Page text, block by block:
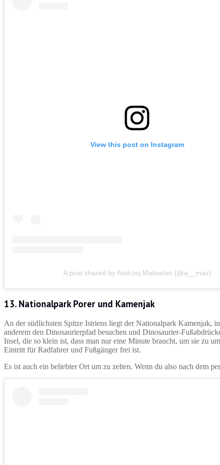
View this post on Instagram
A post shared by Andrzej Makselan (@a__max)
13. Nationalpark Porer und Kamenjak
An der südlichsten Spitze Istriens liegt der Nationalpark Kamenjak,
anderem den Dinosaurierpfad besuchen und Dinosaurier-
Insel, die so klein ist, dass man nur eine Minute braucht, um sie zu
Eintritt für Radfahrer und Fußgänger frei ist.
Es ist auch ein beliebter Ort um zu zelten. Wenn du also nach dem